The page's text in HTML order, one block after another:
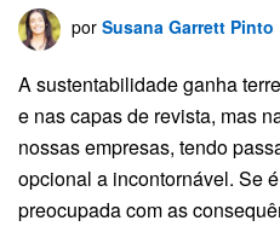
por Susana Garrett Pinto
A sustentabilidade ganha
e nas capas de revista, mas
nossas empresas, tendo
opcional a incontornável. Se
preocupada com as